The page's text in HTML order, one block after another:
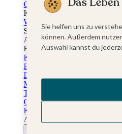
Gästebuch Taufe
Kartenbox Taufe
Willkommensschilder Taufe
Sticker Taufe
Absenderaufkleber Taufe
Fotobuch Taufe
Konfirmationskarten
Einladungskarten Konfirmation
Danksagung Konfirmation
Menükarten Konfirmation
Tischkarten Konfirmation
Gästebuch Konfirmation
Kerzen Konfirmation
Aufkleber zum Anlass Ihres
Sie helfen uns zu
können. Außerdem
Auswahl kannst du